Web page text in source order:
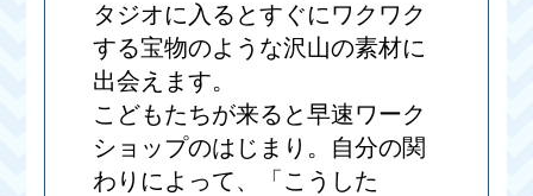
タジオに入るとすぐにワクワク
する宝物のような沢山の素材に
出会えます。
こどもたちが来ると早速ワーク
ショップのはじまり。自分の関
わりによって、「こうした